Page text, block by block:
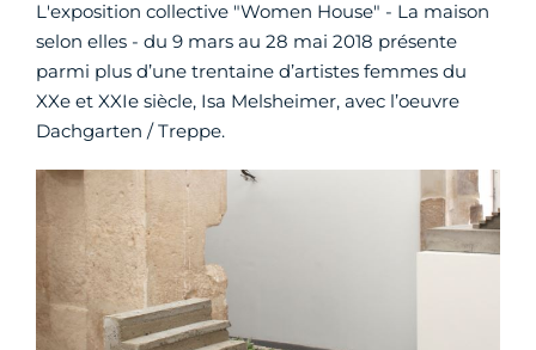
L'exposition collective "Women House" - La maison
selon elles - du 9 mars au 28 mai 2018 présente
parmi plus d’une trentaine d’artistes femmes du
XXe et XXIe siècle, Isa Melsheimer, avec l’oeuvre
Dachgarten / Treppe.